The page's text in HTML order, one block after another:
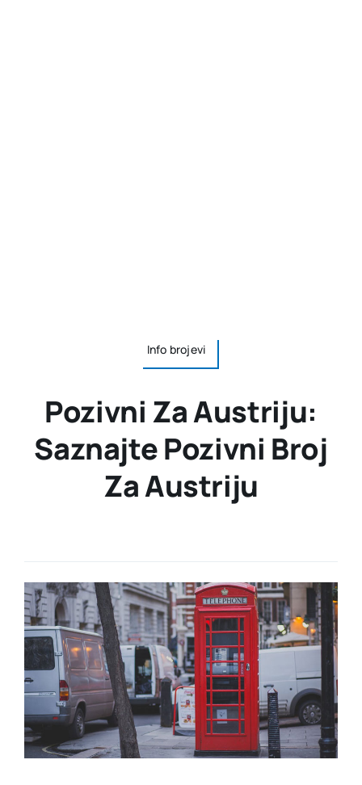
Info brojevi
Pozivni Za Austriju:
Saznajte Pozivni Broj
Za Austriju